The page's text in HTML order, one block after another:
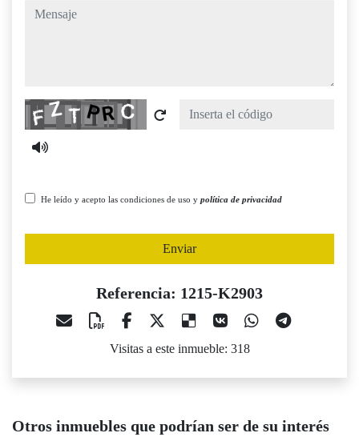
mensaje
Captcha
He leído y acepto las condiciones de uso y política de privacidad
Enviar
Referencia: 1215-K2903
Visitas a este inmueble: 318
Otros inmuebles que podrían ser de su interés